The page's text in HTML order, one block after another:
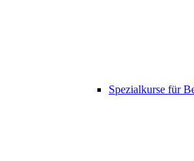
Spezialkurse für